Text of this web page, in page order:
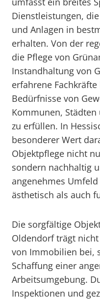
Dienstleistungen,
und Anlagen in
erhalten. Von der
die Pflege von
Instandhaltung von
erfahrene
Bedürfnisse von
Kommunen,
zu erfüllen. In
besonderer Wert
Objektpflege nicht
sondern nachhaltig
angenehmes
ästhetisch als auch
Die sorgfältige
Oldendorf trägt
von Immobilien bei,
Schaffung einer
Arbeitsumgebung.
Inspektionen und